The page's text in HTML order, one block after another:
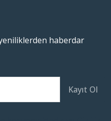
haberdar
Kayıt Ol